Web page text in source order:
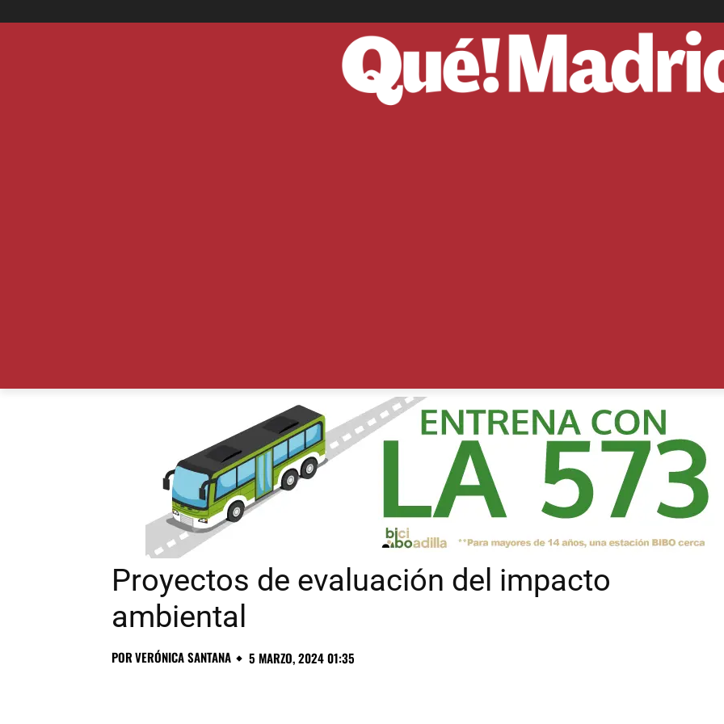
Proyectos de evaluación del impacto
ambiental
PORVERÓNICA SANTANA 5 MARZO, 2024 01:35